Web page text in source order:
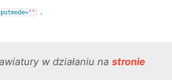
="" .
w działaniu na stronie